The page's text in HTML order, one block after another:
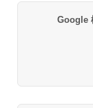
Google